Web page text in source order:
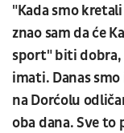
"Kada smo
znao sam da će
sport" biti
imati. Danas
na Dorćolu
oba dana. Sve to